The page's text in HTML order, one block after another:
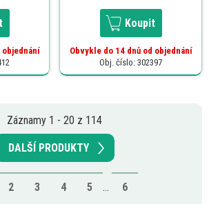
objednání
Koupit
Obvykle do 14 dnů od objednání
Obj. číslo: 302397
Záznamy 1 - 20 z 114
DALŠÍ PRODUKTY
2 3 4 5 ... 6